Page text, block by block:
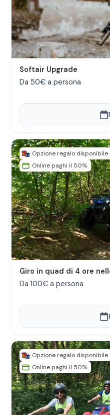
Softair Upgrade
Da 50€ a persona
Opzione regalo disponibile
Online paghi il 50%
Giro in quad di 4 ore
Da 100€ a persona
Opzione regalo disponibile
Online paghi il 50%